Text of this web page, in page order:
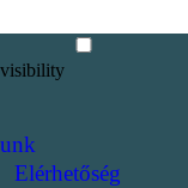
Elérhetőség